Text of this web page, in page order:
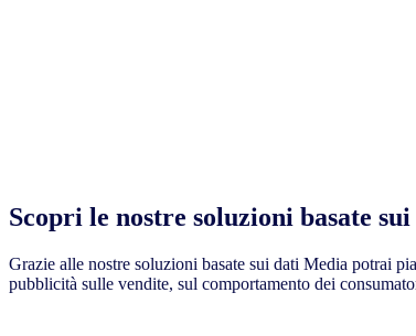
Scopri le nostre soluzioni basate
Grazie alle nostre soluzioni basate sui dati Media potrai
pubblicità sulle vendite, sul comportamento dei